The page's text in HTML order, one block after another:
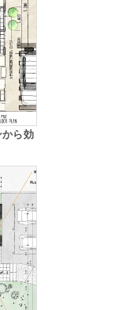
から効